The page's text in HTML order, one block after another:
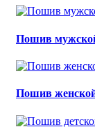
Пошив
Пошив